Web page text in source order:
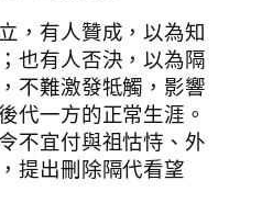
，有人贊成，以為知
也有人否決，以為隔
不難激發牴觸，影響
代一方的正常生涯。
不宜付與祖怙恃、外
提出刪除隔代看望